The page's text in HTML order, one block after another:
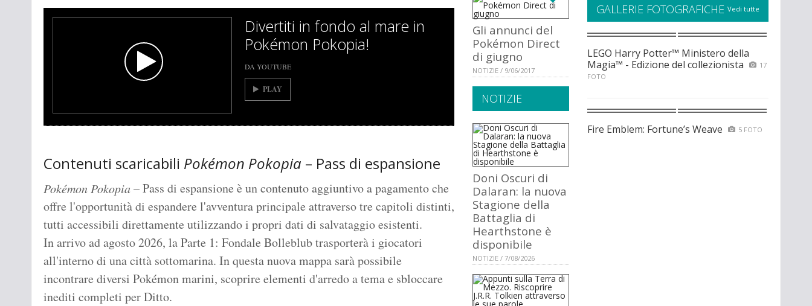
Divertiti in fondo al mare in
Pokémon Pokopia!
DA YOUTUBE
PLAY
Contenuti scaricabili Pokémon Pokopia – Pass di espansione
Pokémon Pokopia– Pass di espansione è un contenuto aggiuntivo a pagamento che
offre l'opportunità di espandere l'avventura principale attraverso tre capitoli distinti,
tutti accessibili direttamente utilizzando i propri dati di salvataggio esistenti.
In arrivo ad agosto 2026, la Parte 1: Fondale Bolleblub trasporterà i giocatori
all'interno di una città sottomarina. In questa nuova mappa sarà possibile
incontrare diversi Pokémon marini, scoprire elementi d'arredo a tema e sbloccare
inediti completi per Ditto.
Gli annunci del
Pokémon Direct
di giugno
NOTIZIE / 9/06/2017
NOTIZIE
Doni Oscuri di
Dalaran: la nuova
Stagione della
Battaglia di
Hearthstone è
disponibile
NOTIZIE / 7/08/2026
GALLERIE FOTOGRAFICHE Vedi tutte
LEGO Harry Potter™ Ministero della
Magia™ - Edizione del collezionista
17
FOTO
Fire Emblem: Fortune’s Weave 5 FOTO